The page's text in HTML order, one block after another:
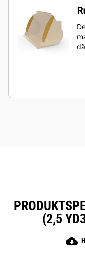
(2,5
cloud_download